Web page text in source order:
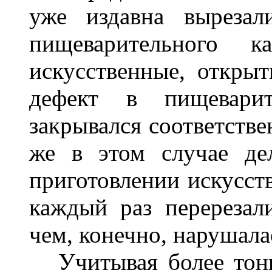
уже издавна
искусственные,
дефект в
закрывался
же в этом случае
приготовлении
каждый раз
чем, конечно,
Учитывая более